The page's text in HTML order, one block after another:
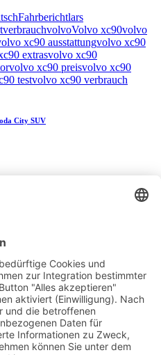
Fahrberichtlars
verbrauchvolvoVolvo xc90volvo
xc90 ausstattungvolvo xc90
extrasvolvo xc90
volvo xc90 preisvolvo xc90
testvolvo xc90 verbrauch
City SUV
Shooting Brake und weitere Neuheiten
im Test